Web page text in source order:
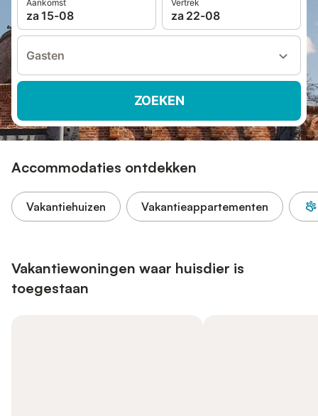
Aankomst
za 15-08
Vertrek
za 22-08
Gasten
ZOEKEN
Accommodaties ontdekken
Vakantiehuizen Vakantieappartementen
Vakantiewoningen waar huisdier is
toegestaan